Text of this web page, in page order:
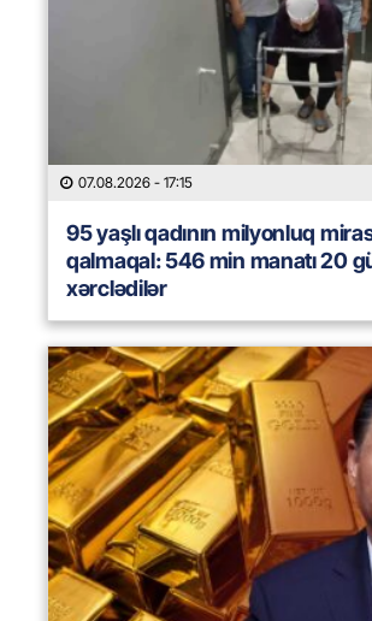
07.08.2026 - 17:15
95 yaşlı qadının milyonluq
qalmaqal: 546 min manatı 20
xərclədilər